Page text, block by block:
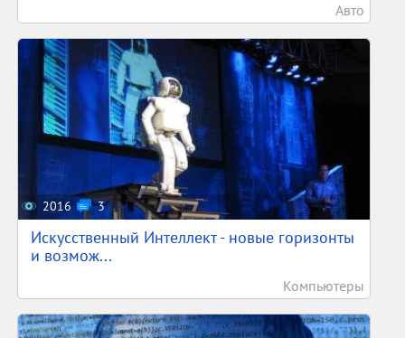
Авто
2016 3
Искусственный Интеллект - новые горизонты
и возмож...
Компьютеры